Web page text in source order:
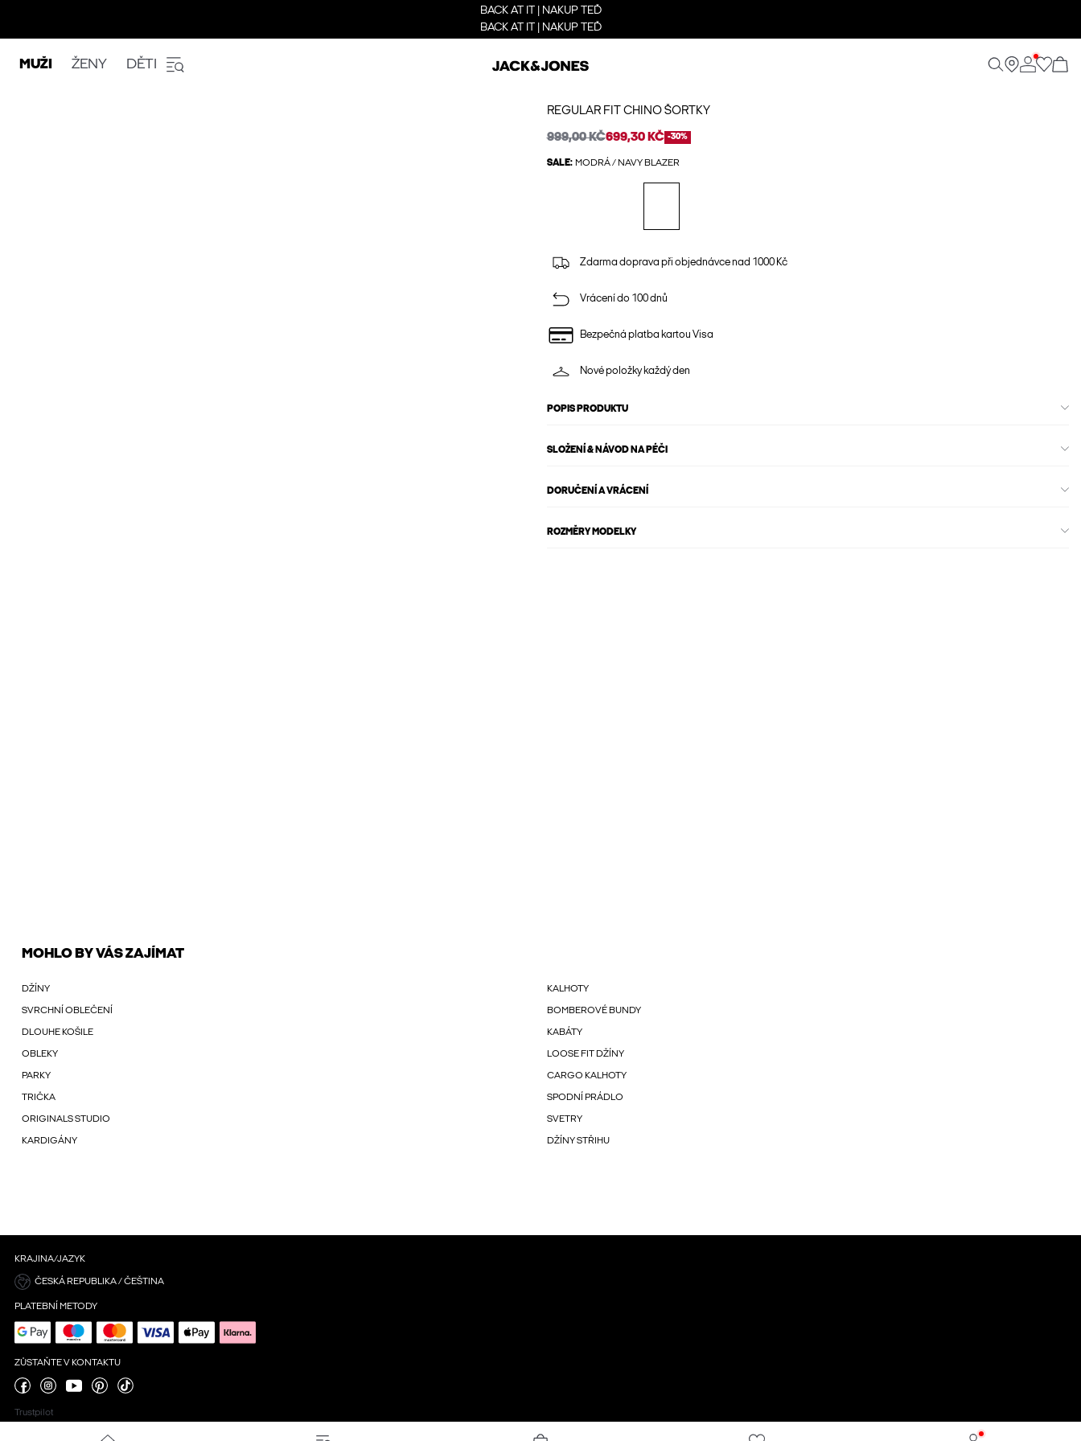
BACK AT IT | NAKUP TEĎ
BACK AT IT | NAKUP TEĎ
MUŽI ŽENY DĚTI
REGULAR FIT CHINO ŠORTKY
999,00 KČ699,30 KČ -30%
SALE: MODRÁ / NAVY BLAZER
Zdarma doprava při objednávce nad 1000 Kč
Vrácení do 100 dnů
Bezpečná platba kartou Visa
Nové položky každý den
POPIS PRODUKTU
SLOŽENÍ & NÁVOD NA PÉČI
DORUČENÍ A VRÁCENÍ
ROZMĚRY MODELKY
MOHLO BY VÁS ZAJÍMAT
DŽÍNY KALHOTY
SVRCHNÍ OBLEČENÍ BOMBEROVÉ BUNDY
DLOUHE KOŠILE KABÁTY
OBLEKY LOOSE FIT DŽÍNY
PARKY CARGO KALHOTY
TRIČKA SPODNÍ PRÁDLO
ORIGINALS STUDIO SVETRY
KARDIGÁNY DŽÍNY STŘIHU
KRAJINA/JAZYK
ČESKÁ REPUBLIKA / ČEŠTINA
PLATEBNÍ METODY
ZŮSTAŇTE V KONTAKTU
Trustpilot